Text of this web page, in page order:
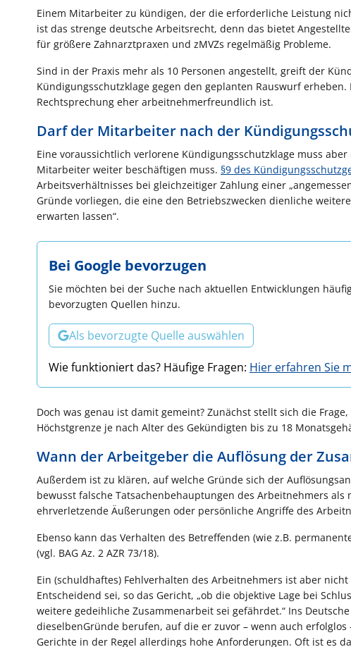
Einem Mitarbeiter zu kündigen, der die erforderliche Leistung
ist das strenge deutsche Arbeitsrecht, denn das bietet
für größere Zahnarztpraxen und zMVZs regelmäßig Probleme.
Sind in der Praxis mehr als 10 Personen angestellt, greift der
Kündigungsschutzklage gegen den geplanten Rauswurf
Rechtsprechung eher arbeitnehmerfreundlich ist.
Darf der Mitarbeiter nach der
Eine voraussichtlich verlorene Kündigungsschutzklage muss
Mitarbeiter weiter beschäftigen muss. §9 des
Arbeitsverhältnisses bei gleichzeitiger Zahlung einer
Gründe vorliegen, die eine den Betriebszwecken dienliche
erwarten lassen“.
Bei Google bevorzugen
Sie möchten bei der Suche nach aktuellen Entwicklungen
bevorzugten Quellen hinzu.
Als bevorzugte Quelle auswählen
Wie funktioniert das? Häufige Fragen: Hier erfahren Sie
Doch was genau ist damit gemeint? Zunächst stellt sich die
Höchstgrenze je nach Alter des Gekündigten bis zu 18
Wann der Arbeitgeber die Auflösung der
Außerdem ist zu klären, auf welche Gründe sich der
bewusst falsche Tatsachenbehauptungen des Arbeitnehmers
ehrverletzende Äußerungen oder persönliche Angriffe des
Ebenso kann das Verhalten des Betreffenden (wie z.B.
(vgl. BAG Az. 2 AZR 73/18).
Ein (schuldhaftes) Fehlverhalten des Arbeitnehmers ist aber
Entscheidend sei, so das Gericht, „ob die objektive Lage bei
weitere gedeihliche Zusammenarbeit sei gefährdet.“ Ins
dieselbenGründe berufen, auf die er zuvor – wenn auch
Gerichte in der Regel allerdings hohe Anforderungen. Oft ist es